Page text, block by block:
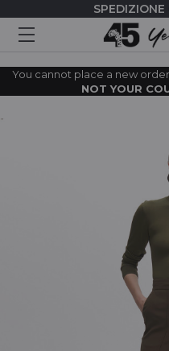
You cannot place a new
NOT YOUR